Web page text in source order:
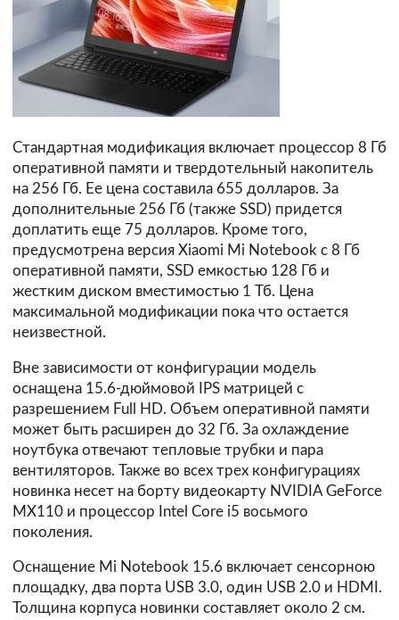
Стандартная модификация включает процессор 8 Гб
оперативной памяти и твердотельный накопитель
на 256 Гб. Ее цена составила 655 долларов. За
дополнительные 256 Гб (также SSD) придется
доплатить еще 75 долларов. Кроме того,
предусмотрена версия Xiaomi Mi Notebook с 8 Гб
оперативной памяти, SSD емкостью 128 Гб и
жестким диском вместимостью 1 Тб. Цена
максимальной модификации пока что остается
неизвестной.
Вне зависимости от конфигурации модель
оснащена 15.6-дюймовой IPS матрицей с
разрешением Full HD. Объем оперативной памяти
может быть расширен до 32 Гб. За охлаждение
ноутбука отвечают тепловые трубки и пара
вентиляторов. Также во всех трех конфигурациях
новинка несет на борту видеокарту NVIDIA GeForce
MX110 и процессор Intel Core i5 восьмого
поколения.
Оснащение Mi Notebook 15.6 включает сенсорною
площадку, два порта USB 3.0, один USB 2.0 и HDMI.
Толщина корпуса новинки составляет около 2 см.